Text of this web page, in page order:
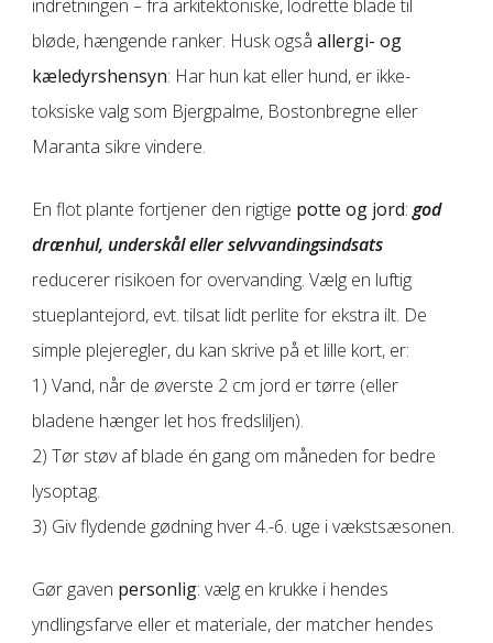
indretningen – fra arkitektoniske, lodrette blade til
bløde, hængende ranker. Husk også allergi- og
kæledyrshensyn: Har hun kat eller hund, er ikke-
toksiske valg som Bjergpalme, Bostonbregne eller
Maranta sikre vindere.
En flot plante fortjener den rigtige potte og jord: god
drænhul, underskål eller selvvandingsindsats
reducerer risikoen for overvanding. Vælg en luftig
stueplantejord, evt. tilsat lidt perlite for ekstra ilt. De
simple plejeregler, du kan skrive på et lille kort, er:
1) Vand, når de øverste 2 cm jord er tørre (eller
bladene hænger let hos fredsliljen).
2) Tør støv af blade én gang om måneden for bedre
lysoptag.
3) Giv flydende gødning hver 4.-6. uge i vækstsæsonen.
Gør gaven personlig: vælg en krukke i hendes
yndlingsfarve eller et materiale, der matcher hendes